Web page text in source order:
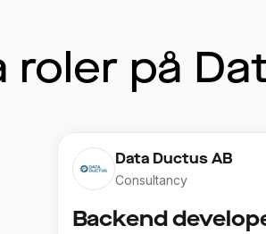
roler på
Data Ductus AB
Consultancy
Backend